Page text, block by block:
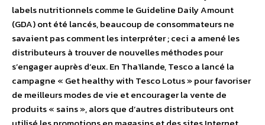
labels nutritionnels comme le Guideline Daily Amount
(GDA) ont été lancés, beaucoup de consommateurs ne
savaient pas comment les interpréter ; ceci a amené les
distributeurs à trouver de nouvelles méthodes pour
s’engager auprès d’eux. En Thaïlande, Tesco a lancé la
campagne « Get healthy with Tesco Lotus » pour favoriser
de meilleurs modes de vie et encourager la vente de
produits « sains », alors que d’autres distributeurs ont